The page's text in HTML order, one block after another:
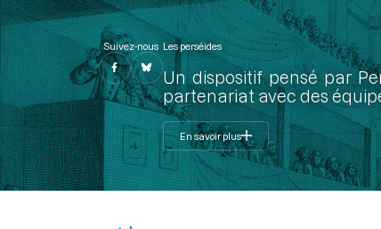
Suivez-nous Les perséides
Un dispositif pensé par
partenariat avec des
En savoir plus